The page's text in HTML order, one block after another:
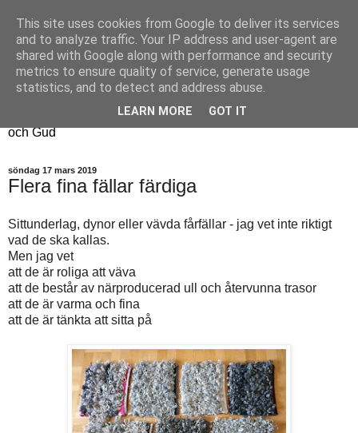
Fyren
Fyren finns för att sprida ljus i mörkret
För att påminna om guldkanterna i tillvaron
Här samsas jakt, hantverk, odling, och andra tankar om livet
och Gud
söndag 17 mars 2019
Flera fina fällar färdiga
Sittunderlag, dynor eller vävda fårfällar - jag vet inte riktigt
vad de ska kallas.
Men jag vet
att de är roliga att väva
att de består av närproducerad ull och återvunna trasor
att de är varma och fina
att de är tänkta att sitta på
This site uses cookies from Google to deliver its services
and to analyze traffic. Your IP address and user-agent are
shared with Google along with performance and security
metrics to ensure quality of service, generate usage
statistics, and to detect and address abuse.
LEARN MORE GOT IT